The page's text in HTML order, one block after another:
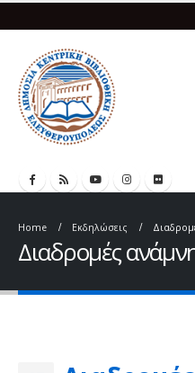
Home Εκδηλώσεις
Διαδρομές